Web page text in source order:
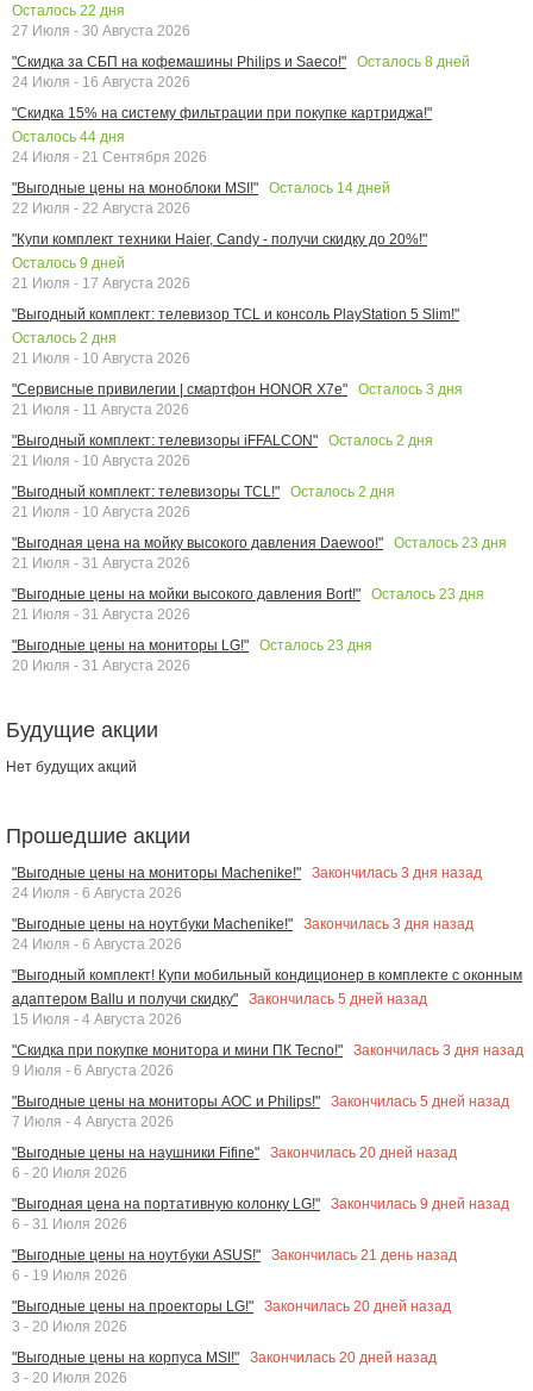
Осталось 22 дня
27 Июля - 30 Августа 2026
"Скидка за СБП на кофемашины Philips и Saeco!"
Осталось 8 дней
24 Июля - 16 Августа 2026
"Скидка 15% на систему фильтрации при покупке картриджа!"
Осталось 44 дня
24 Июля - 21 Сентября 2026
"Выгодные цены на моноблоки MSI!"
Осталось 14 дней
22 Июля - 22 Августа 2026
"Купи комплект техники Haier, Candy - получи скидку до 20%!"
Осталось 9 дней
21 Июля - 17 Августа 2026
"Выгодный комплект: телевизор TCL и консоль PlayStation 5 Slim!"
Осталось 2 дня
21 Июля - 10 Августа 2026
"Сервисные привилегии | смартфон HONOR X7e"
Осталось 3 дня
21 Июля - 11 Августа 2026
"Выгодный комплект: телевизоры iFFALCON"
Осталось 2 дня
21 Июля - 10 Августа 2026
"Выгодный комплект: телевизоры TCL!"
Осталось 2 дня
21 Июля - 10 Августа 2026
"Выгодная цена на мойку высокого давления Daewoo!"
Осталось 23 дня
21 Июля - 31 Августа 2026
"Выгодные цены на мойки высокого давления Bort!"
Осталось 23 дня
21 Июля - 31 Августа 2026
"Выгодные цены на мониторы LG!"
Осталось 23 дня
20 Июля - 31 Августа 2026
Будущие акции
Нет будущих акций
Прошедшие акции
"Выгодные цены на мониторы Machenike!" Закончилась 3 дня назад
24 Июля - 6 Августа 2026
"Выгодные цены на ноутбуки Machenike!"
Закончилась 3 дня назад
24 Июля - 6 Августа 2026
"Выгодный комплект! Купи мобильный кондиционер в комплекте с оконным
адаптером Ballu и получи скидку"
Закончилась 5 дней назад
15 Июля - 4 Августа 2026
"Скидка при покупке монитора и мини ПК Tecno!"
Закончилась 3 дня назад
9 Июля - 6 Августа 2026
"Выгодные цены на мониторы AOC и Philips!"
Закончилась 5 дней назад
7 Июля - 4 Августа 2026
"Выгодные цены на наушники Fifine"
Закончилась 20 дней назад
6 - 20 Июля 2026
"Выгодная цена на портативную колонку LG!"
Закончилась 9 дней назад
6 - 31 Июля 2026
"Выгодные цены на ноутбуки ASUS!"
Закончилась 21 день назад
6 - 19 Июля 2026
"Выгодные цены на проекторы LG!"
Закончилась 20 дней назад
3 - 20 Июля 2026
"Выгодные цены на корпуса MSI!"
Закончилась 20 дней назад
3 - 20 Июля 2026